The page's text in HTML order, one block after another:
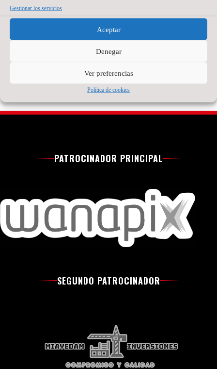
Gestionar los servicios
Aceptar
Denegar
Ver preferencias
Política de cookies
fútbol sala español.
compitiendo como
Brasil
PATROCINADOR PRINCIPAL
SEGUNDO PATROCINADOR